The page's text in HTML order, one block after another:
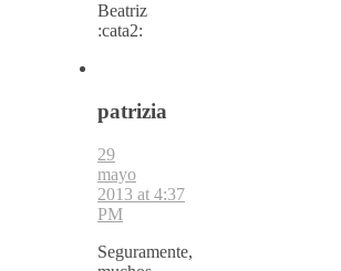
Beatriz
:cata2:
patrizia
29
mayo
2013 at 4:37
PM
Seguramente,